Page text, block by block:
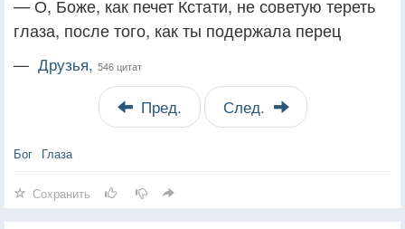
— О, Боже, как печет Кстати, не советую тереть
глаза, после того, как ты подержала перец
— Друзья, 546 цитат
Пред. След.
Бог Глаза
Сохранить